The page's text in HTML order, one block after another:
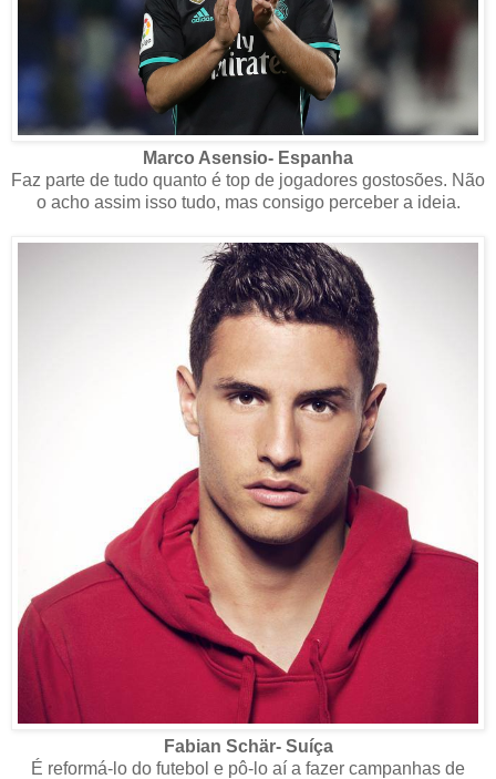
Marco Asensio- Espanha
Faz parte de tudo quanto é top de jogadores gostosões. Não
o acho assim isso tudo, mas consigo perceber a ideia.
Fabian Schär- Suíça
É reformá-lo do futebol e pô-lo aí a fazer campanhas de